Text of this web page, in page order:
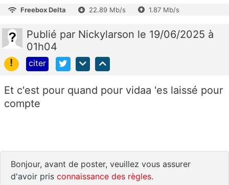
Freebox Delta 22.89 Mb/s 1.87 Mb/s
Publié par Nickylarson le 19/06/2025 à
01h04
!
citer
Et c'est pour quand pour vidaa 'es laissé pour
compte
Bonjour, avant de poster, veuillez vous assurer
d'avoir pris connaissance des règles.